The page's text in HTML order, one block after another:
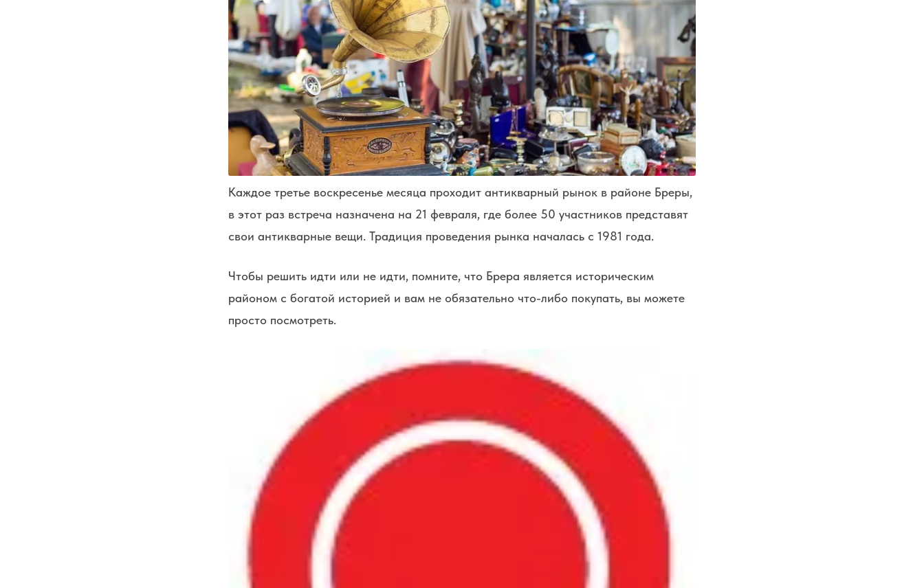
Каждое третье воскресенье месяца проходит антикварный рынок в районе Бреры,
в этот раз встреча назначена на 21 февраля, где более 50 участников представят
свои антикварные вещи. Традиция проведения рынка началась с 1981 года.
Чтобы решить идти или не идти, помните, что Брера является историческим
районом с богатой историей и вам не обязательно что-либо покупать, вы можете
просто посмотреть.